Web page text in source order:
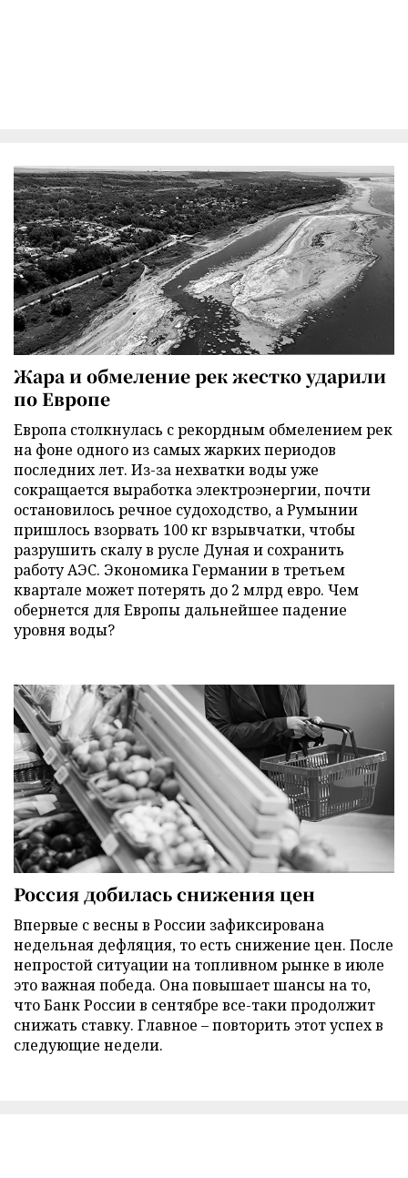
Жара и обмеление рек жестко ударили
по Европе
Европа столкнулась с рекордным обмелением рек
на фоне одного из самых жарких периодов
последних лет. Из-за нехватки воды уже
сокращается выработка электроэнергии, почти
остановилось речное судоходство, а Румынии
пришлось взорвать 100 кг взрывчатки, чтобы
разрушить скалу в русле Дуная и сохранить
работу АЭС. Экономика Германии в третьем
квартале может потерять до 2 млрд евро. Чем
обернется для Европы дальнейшее падение
уровня воды?
Россия добилась снижения цен
Впервые с весны в России зафиксирована
недельная дефляция, то есть снижение цен. После
непростой ситуации на топливном рынке в июле
это важная победа. Она повышает шансы на то,
что Банк России в сентябре все-таки продолжит
снижать ставку. Главное – повторить этот успех в
следующие недели.